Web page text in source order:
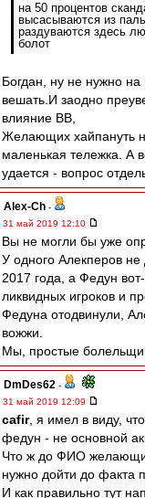
на 50 процентов
высасываются из
раздуваются здесь
болот
Богдан, ну не нужно на
вешать.И заодно
влияние ВВ,
Желающих хайпануть
маленькая тележка. А
удается - вопрос
Alex-Ch -
31 май 2019 12:10
Вы не могли бы уже
У одного Алекперов не
2017 года, а Федун
ликвидных игроков и
Федуна отодвинули,
вожжи.
Мы, простые
DmDes62 -
31 май 2019 12:09
cafir, я имел в виду,
федун - не основной
Что ж до ФИО
нужно дойти до факта
И как правильно тут